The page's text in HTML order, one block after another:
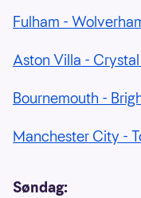
Fulham -
Aston Villa -
Bournemouth -
Manchester City -
Søndag: